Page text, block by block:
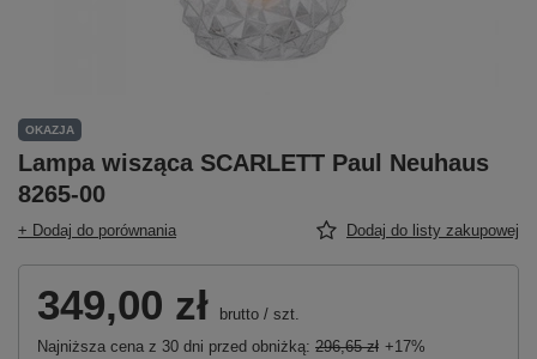
OKAZJA
Lampa wisząca SCARLETT Paul Neuhaus
8265-00
+ Dodaj do porównania Dodaj do listy zakupowej
349,00 zł brutto / szt.
Najniższa cena z 30 dni przed obniżką: 296,65 zł +17%